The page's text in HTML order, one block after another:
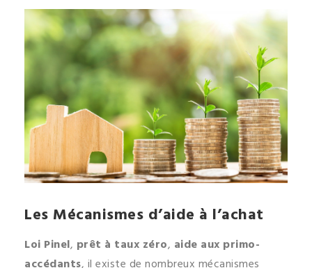
Les Mécanismes d’aide à l’achat
Loi Pinel, prêt à taux zéro, aide aux primo-